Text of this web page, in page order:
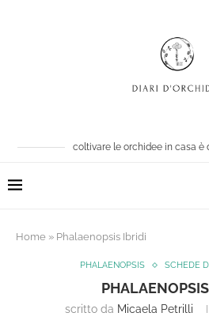
coltivare le orchidee in casa è
Home » Phalaenopsis Ibridi
PHALAENOPSIS SCHEDE
scritto da Micaela Petrilli